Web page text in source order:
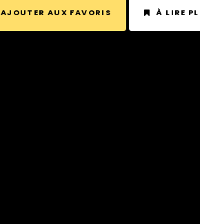
AJOUTER AUX FAVORIS À LIRE